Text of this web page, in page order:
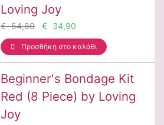
Loving Joy
€ 54,80 € 34,90
Προσθήκη στο καλάθι
Beginner's Bondage Kit
Red (8 Piece) by Loving
Joy